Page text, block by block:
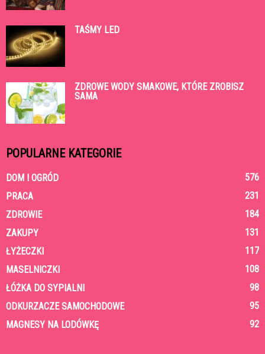
TAŚMY LED
ZDROWE WODY SMAKOWE, KTÓRE ZROBISZ
SAMA
POPULARNE KATEGORIE
DOM I OGRÓD
576
PRACA
231
ZDROWIE
184
ZAKUPY
131
ŁYŻECZKI
117
MASELNICZKI
108
ŁÓŻKA DO SYPIALNI
98
ODKURZACZE SAMOCHODOWE
95
MAGNESY NA LODÓWKĘ
92